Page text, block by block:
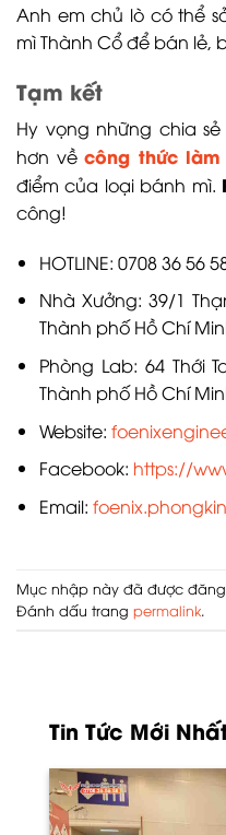
Anh em chủ lò có thể
mì Thành Cổ để bán lẻ,
Tạm kết
Hy vọng những chia
hơn về công thức làm
điểm của loại bánh mì.
công!
HOTLINE: 0708 36 56
Nhà Xưởng: 39/1
Thành phố Hồ Chí
Phòng Lab: 64 Thới
Thành phố Hồ Chí
Website:
Facebook: https://
Email:
Mục nhập này đã được
Đánh dấu trang permalink.
Tin Tức Mới